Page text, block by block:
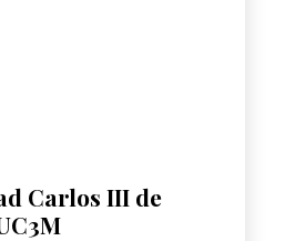
Carlos III de